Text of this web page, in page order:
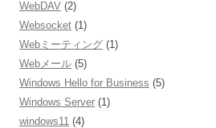
WebDAV (2)
Websocket (1)
Webミーティング (1)
Webメール (5)
Windows Hello for Business (5)
Windows Server (1)
windows11 (4)